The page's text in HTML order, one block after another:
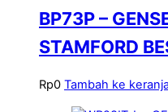
BP73P –
STAMFORD
Rp0 Tambah ke